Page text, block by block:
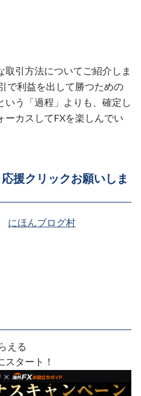
取引方法についてご紹介しま
で利益を出して勝つための
いう「過程」よりも、確定し
ーカスしてFXを楽しんでい
援クリックお願いしま
にほんブログ村
える
スタート！